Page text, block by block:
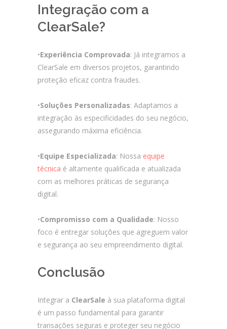
Integração com a
ClearSale?
•Experiência Comprovada: Já integramos a
ClearSale em diversos projetos, garantindo
proteção eficaz contra fraudes.
•Soluções Personalizadas: Adaptamos a
integração às especificidades do seu negócio,
assegurando máxima eficiência.
•Equipe Especializada: Nossa equipe
técnica é altamente qualificada e atualizada
com as melhores práticas de segurança
digital.
•Compromisso com a Qualidade: Nosso
foco é entregar soluções que agreguem valor
e segurança ao seu empreendimento digital.
Conclusão
Integrar a ClearSale à sua plataforma digital
é um passo fundamental para garantir
transações seguras e proteger seu negócio